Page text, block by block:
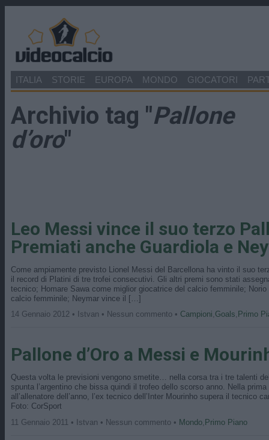
ITALIA STORIE EUROPA MONDO GIOCATORI
Archivio tag "Pallone
d’oro"
Leo Messi vince il suo terzo
Premiati anche Guardiola e
Come ampiamente previsto Lionel Messi del Barcellona ha vinto il suo
il record di Platini di tre trofei consecutivi. Gli altri premi sono stati
tecnico; Homare Sawa come miglior giocatrice del calcio femminile;
calcio femminile; Neymar vince il […]
14 Gennaio 2012 • Istvan • Nessun commento • Campioni, Goals, Primo
Pallone d’Oro a Messi e
Questa volta le previsioni vengono smetite… nella corsa tra i tre talenti
spunta l’argentino che bissa quindi il trofeo dello scorso anno. Nella
all’allenatore dell’anno, l’ex tecnico dell’Inter Mourinho supera il tecnico
Foto: CorSport
11 Gennaio 2011 • Istvan • Nessun commento • Mondo Primo Piano